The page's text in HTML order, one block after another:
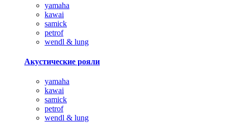
yamaha
kawai
samick
petrof
wendl & lung
Акустические рояли
yamaha
kawai
samick
petrof
wendl & lung